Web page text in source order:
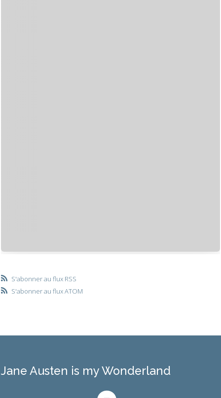
S'abonner au flux RSS
S'abonner au flux ATOM
Jane Austen is my Wonderland